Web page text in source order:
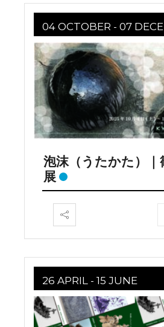
04 OCTOBER - 07
泡沫（うたかた）｜
展
26 APRIL - 15 JUNE